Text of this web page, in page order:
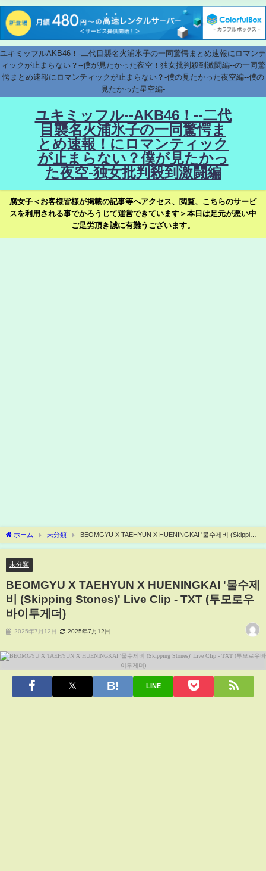
ユキミッフルAKB46！-二代目襲名火浦氷子の一同驚愕まとめ速報にロマンテ
ィックが止まらない？--僕が見たかった夜空！独女批判殺到激闘編--の一同驚
愕まとめ速報にロマンティックが止まらない？-僕の見たかった夜空編--僕の
見たかった星空編-
ユキミッフル--AKB46！--二代
目襲名火浦氷子の一同驚愕ま
とめ速報！にロマンティック
が止まらない？僕が見たかっ
た夜空-独女批判殺到激闘編
腐女子＜お客様皆様が掲載の記事等へアクセス、閲覧、こちらのサービ
スを利用される事でかろうじて運営できています＞本日は足元が悪い中
ご足労頂き誠に有難うございます。
ホーム 未分類
BEOMGYU X TAEHYUN X HUENINGKAI '물수제비 (Skipping
Stones)' Live Clip - TXT (투모로우바이투게더)
未分類
BEOMGYU X TAEHYUN X HUENINGKAI '물수제
비 (Skipping Stones)' Live Clip - TXT (투모로우
바이투게더)
2025年7月12日 2025年7月12日
LINE